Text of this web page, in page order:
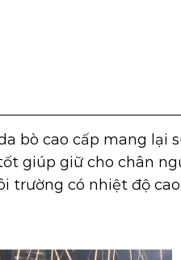
bò cao cấp mang lại
giúp giữ cho chân
trường có nhiệt độ cao.